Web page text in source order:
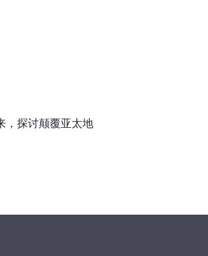
，探讨颠覆亚太地